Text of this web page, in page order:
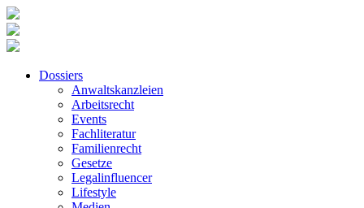
Dossiers
Anwaltskanzleien
Arbeitsrecht
Events
Fachliteratur
Familienrecht
Gesetze
Legalinfluencer
Lifestyle